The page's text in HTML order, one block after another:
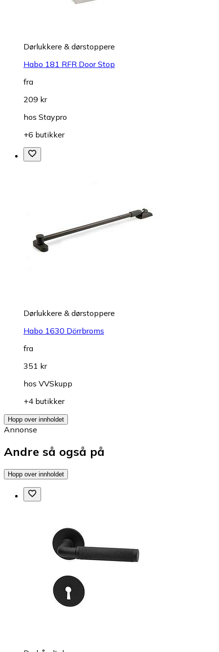
Dørlukkere & dørstoppere
Habo 181 RFR Door Stop
fra
209 kr
hos Staypro
+6 butikker
Dørlukkere & dørstoppere
Habo 1630 Dörrbroms
fra
351 kr
hos VVSkupp
+4 butikker
Hopp over innholdet
Annonse
Andre så også på
Hopp over innholdet